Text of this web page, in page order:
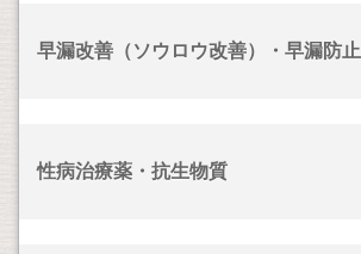
早漏改善（ソウロウ改善）・早漏防止
性病治療薬・抗生物質